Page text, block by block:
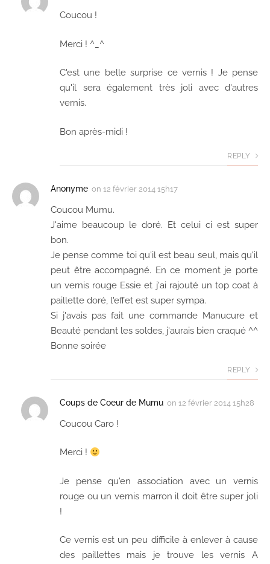
Coucou !
Merci ! ^_^
C'est une belle surprise ce vernis ! Je pense
qu'il sera également très joli avec d'autres
vernis.
Bon après-midi !
REPLY
Anonyme on 12 février 2014 15h17
Coucou Mumu.
J'aime beaucoup le doré. Et celui ci est super
bon.
Je pense comme toi qu'il est beau seul, mais qu'il
peut être accompagné. En ce moment je porte
un vernis rouge Essie et j'ai rajouté un top coat à
paillette doré, l'effet est super sympa.
Si j'avais pas fait une commande Manucure et
Beauté pendant les soldes, j'aurais bien craqué ^^
Bonne soirée
REPLY
Coups de Coeur de Mumu on 12 février 2014 15h28
Coucou Caro !
Merci !
Je pense qu'en association avec un vernis
rouge ou un vernis marron il doit être super joli
!
Ce vernis est un peu difficile à enlever à cause
des paillettes mais je trouve les vernis A